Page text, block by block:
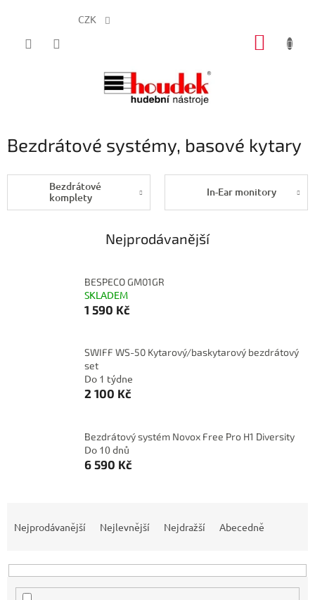
CZK
Bezdrátové systémy, basové kytary
Bezdrátové
komplety
In-Ear monitory
Nejprodávanější
BESPECO GM01GR
SKLADEM
1 590 Kč
SWIFF WS-50 Kytarový/baskytarový bezdrátový
set
Do 1 týdne
2 100 Kč
Bezdrátový systém Novox Free Pro H1 Diversity
Do 10 dnů
6 590 Kč
n
Nejprodávanější Nejlevnější Nejdražší Abecedně